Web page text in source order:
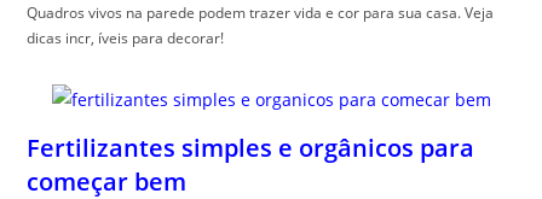
Quadros vivos na parede podem trazer vida e cor para sua casa. Veja
dicas incr, íveis para decorar!
Fertilizantes simples e orgânicos para
começar bem